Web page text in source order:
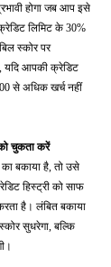
होगा जब आप इसे
लिमिट के 30%
स्कोर पर
यदि आपकी क्रेडिट
से अधिक खर्च नहीं
चुकता करें
बकाया है, तो उसे
हिस्ट्री को साफ
है। लंबित बकाया
सुधरेगा, बल्कि